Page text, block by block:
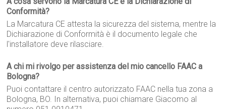
Conformità?
La Marcatura CE attesta la sicurezza del sistema, mentre la
Dichiarazione di Conformità è il documento legale che
l'installatore deve rilasciare.
A chi mi rivolgo per assistenza del mio cancello FAAC a
Bologna?
Puoi contattare il centro autorizzato FAAC nella tua zona a
Bologna, BO. In alternativa, puoi chiamare Giacomo al